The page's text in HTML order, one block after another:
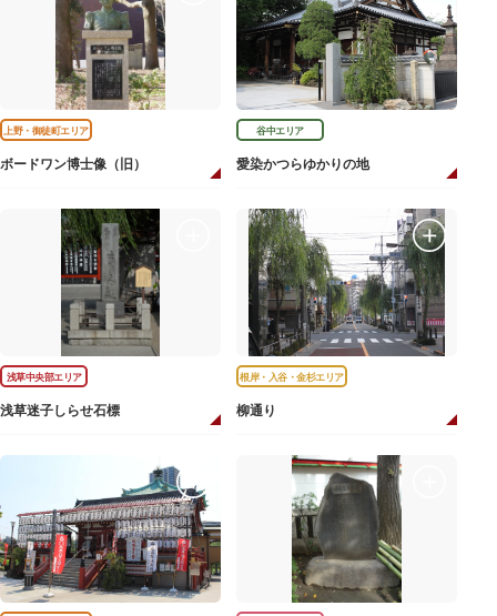
上野・御徒町エリア
ボードワン博士像（旧）
谷中エリア
愛染かつらゆかりの地
浅草中央部エリア
浅草迷子しらせ石標
根岸・入谷・金杉エリア
柳通り